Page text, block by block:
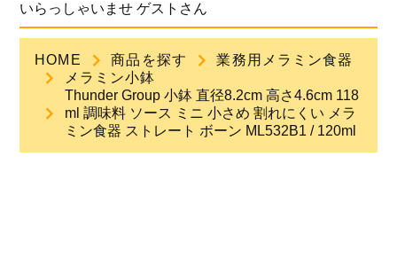
新規登録
商品一覧
ご利用ガイド
いらっしゃいませ ゲストさん
HOME 商品を探す
業務用メラミン食器
メラミン小鉢
Thunder Group 小鉢 直径8.2cm 高さ4.6cm 118
ml 調味料 ソース ミニ 小さめ 割れにくい メラ
ミン食器 ストレート ボーン ML532B1 / 120ml